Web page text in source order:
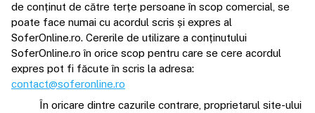
de conținut de către terțe persoane în scop comercial, se
poate face numai cu acordul scris și expres al
SoferOnline.ro. Cererile de utilizare a conținutului
SoferOnline.ro în orice scop pentru care se cere acordul
expres pot fi făcute în scris la adresa:
contact@soferonline.ro
În oricare dintre cazurile contrare, proprietarul site-ului